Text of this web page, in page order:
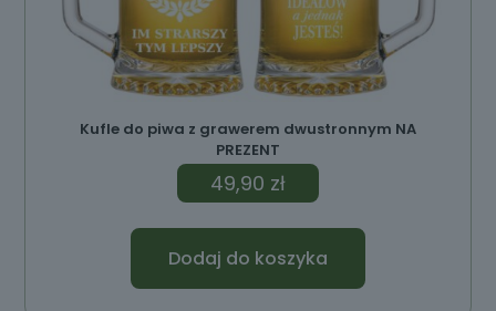
Kufle do piwa z grawerem dwustronnym NA
PREZENT
49,90 zł
Dodaj do koszyka